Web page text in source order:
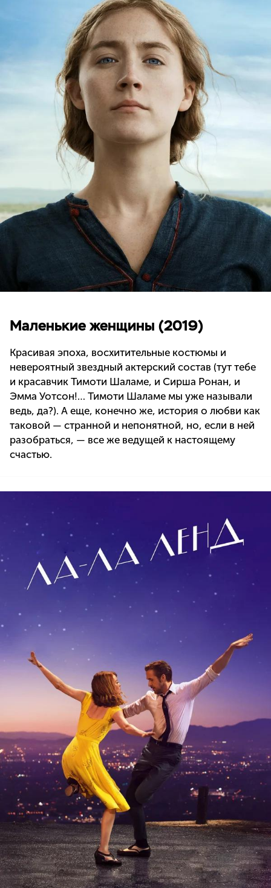
Маленькие женщины (2019)
Красивая эпоха, восхитительные костюмы и
невероятный звездный актерский состав (тут тебе
и красавчик Тимоти Шаламе, и Сирша Ронан, и
Эмма Уотсон!… Тимоти Шаламе мы уже называли
ведь, да?). А еще, конечно же, история о любви как
таковой — странной и непонятной, но, если в ней
разобраться, — все же ведущей к настоящему
счастью.